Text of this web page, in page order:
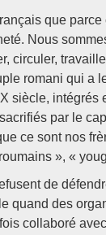
que
Nous
circuler,
romani qui a
siècle,
par le
ce sont nos
», «
de
quand des
collaboré